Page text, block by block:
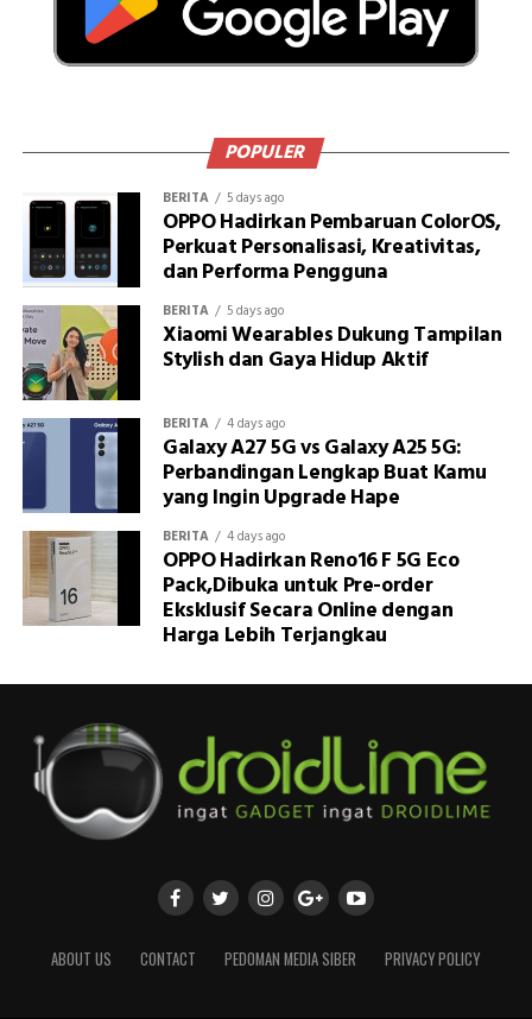
POPULER
BERITA 5 days ago
OPPO Hadirkan Pembaruan ColorOS,
Perkuat Personalisasi, Kreativitas,
dan Performa Pengguna
BERITA 5 days ago
Xiaomi Wearables Dukung Tampilan
Stylish dan Gaya Hidup Aktif
BERITA 4 days ago
Galaxy A27 5G vs Galaxy A25 5G:
Perbandingan Lengkap Buat Kamu
yang Ingin Upgrade Hape
BERITA 4 days ago
OPPO Hadirkan Reno16 F 5G Eco
Pack,Dibuka untuk Pre-order
Eksklusif Secara Online dengan
Harga Lebih Terjangkau
ABOUT US CONTACT PEDOMAN MEDIA SIBER PRIVACY POLICY